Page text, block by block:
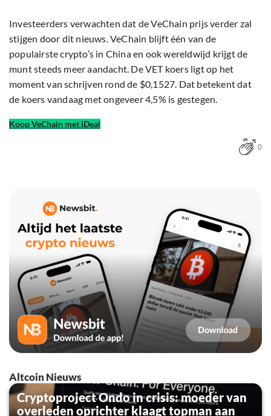
Investeerders verwachten dat de VeChain prijs verder zal
stijgen door dit nieuws. VeChain blijft één van de
populairste crypto’s in China en ook wereldwijd krijgt de
munt steeds meer aandacht. De VET koers ligt op het
moment van schrijven rond de $0,1527. Dat betekent dat
de koers vandaag met ongeveer 4,5% is gestegen.
Koop VeChain met iDeal
0
Altcoin Nieuws
Cryptoproject Ondo in crisis: moeder van
overleden oprichter klaagt topman aan